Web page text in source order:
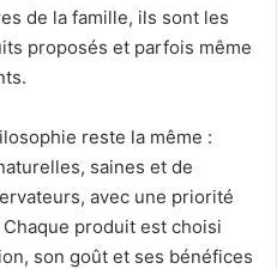
de la famille, ils sont les
proposés et parfois même
reste la même :
saines et de
avec une priorité
produit est choisi
son goût et ses bénéfices